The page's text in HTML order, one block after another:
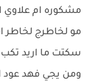
مشكوره ام علاوي
مو لخاطرج لخاطر
سكتت ما اريد
ومن يجي فهد